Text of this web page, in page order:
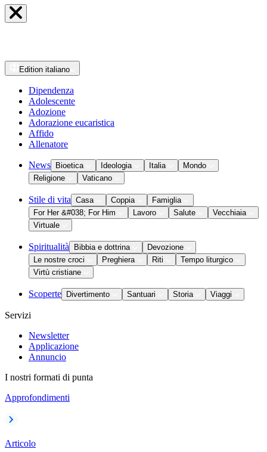
Edition italiano
Dipendenza
Adolescente
Adozione
Adorazione eucaristica
Affido
Allenatore
News Bioetica Ideologia Italia
Mondo
Religione
Vaticano
Stile di vita Casa Coppia
Famiglia
For Her &#038; For Him
Lavoro Salute
Vecchiaia
Virtuale
Spiritualità Bibbia e dottrina
Devozione
Le nostre croci
Preghiera Riti
Tempo liturgico
Virtù cristiane
Scoperte Divertimento Santuari Storia Viaggi
Servizi
Newsletter
Applicazione
Annuncio
I nostri formati di punta
Approfondimenti
Articolo